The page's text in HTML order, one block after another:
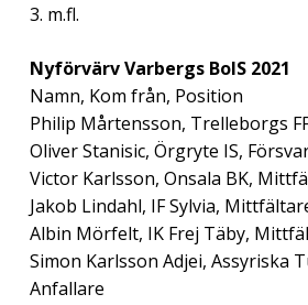
3. m.fl.
Nyförvärv Varbergs BoIS 2021
Namn, Kom från, Position
Philip Mårtensson, Trelleborgs
Oliver Stanisic, Örgryte IS,
Victor Karlsson, Onsala BK,
Jakob Lindahl, IF Sylvia,
Albin Mörfelt, IK Frej Täby,
Simon Karlsson Adjei, Assyriska
Anfallare